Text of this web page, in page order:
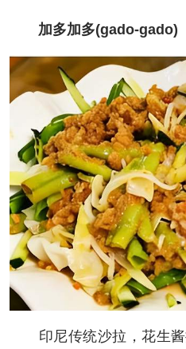
加多加多(gado-gado)
印尼传统沙拉，花生酱